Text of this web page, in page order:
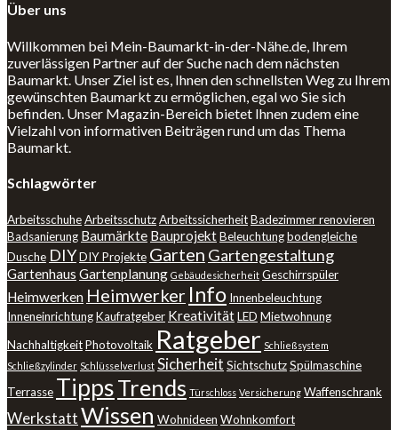
Über uns
Willkommen bei Mein-Baumarkt-in-der-Nähe.de, Ihrem
zuverlässigen Partner auf der Suche nach dem nächsten
Baumarkt. Unser Ziel ist es, Ihnen den schnellsten Weg zu Ihrem
gewünschten Baumarkt zu ermöglichen, egal wo Sie sich
befinden. Unser Magazin-Bereich bietet Ihnen zudem eine
Vielzahl von informativen Beiträgen rund um das Thema
Baumarkt.
Schlagwörter
ArbeitsschuheArbeitsschutzArbeitssicherheitBadezimmer renovieren
Badsanierung Baumärkte BauprojektBeleuchtungbodengleiche
Dusche DIYDIY Projekte Garten Gartengestaltung
Gartenhaus Gartenplanung Gebäudesicherheit Geschirrspüler
Heimwerken Heimwerker Info Innenbeleuchtung
InneneinrichtungKaufratgeber KreativitätLED Mietwohnung
NachhaltigkeitPhotovoltaik Ratgeber Schließsystem
Schließzylinder Schlüsselverlust Sicherheit SichtschutzSpülmaschine
Terrasse TippsTrends Türschloss Versicherung Waffenschrank
WerkstattWissen Wohnideen Wohnkomfort